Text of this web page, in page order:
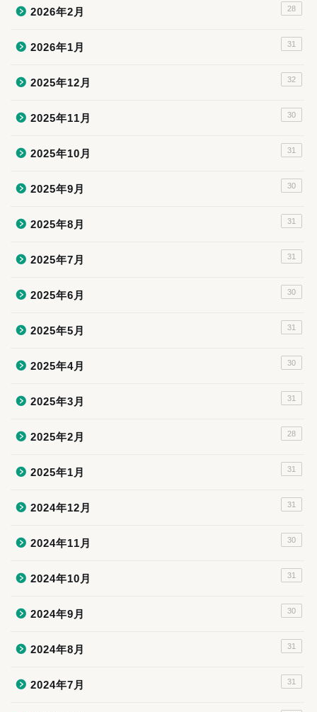
2026年2月 28
2026年1月 31
2025年12月 32
2025年11月 30
2025年10月 31
2025年9月 30
2025年8月 31
2025年7月 31
2025年6月 30
2025年5月 31
2025年4月 30
2025年3月 31
2025年2月 28
2025年1月 31
2024年12月 31
2024年11月 30
2024年10月 31
2024年9月 30
2024年8月 31
2024年7月 31